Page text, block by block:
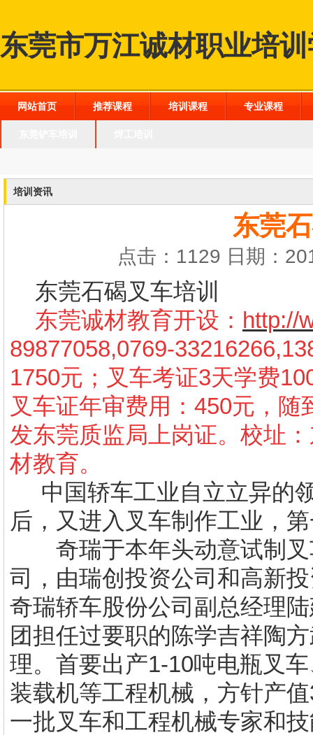
东莞市万江诚材职业培
网站首页 推荐课程 培训课程 专业课程
培训资讯
东莞
点击：1129 日期：
东莞石碣叉车培训
东莞诚材教育开设： http://
89877058,0769-
1750元；叉车考证3天学费
叉车证年审费用：450元，
发东莞质监局上岗证。校址
材教育。
中国轿车工业自立立异的
后，又进入叉车制作工业，
奇瑞于本年头动意试制叉
司，由瑞创投资公司和高新
奇瑞轿车股份公司副总经理
团担任过要职的陈学吉祥陶
理。首要出产1-10吨电瓶叉
装载机等工程机械，方针产
一批叉车和工程机械专家和